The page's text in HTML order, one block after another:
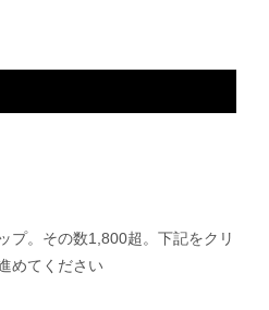
プ。その数1,800超。下記をクリ
めてください